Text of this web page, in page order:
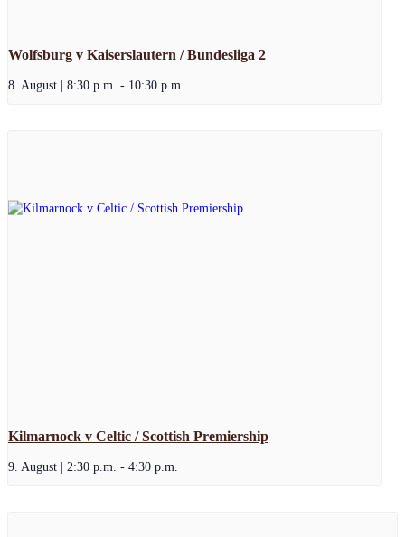
Wolfsburg v Kaiserslautern / Bundesliga 2
8. August | 8:30 p.m. - 10:30 p.m.
Kilmarnock v Celtic / Scottish Premiership
9. August | 2:30 p.m. - 4:30 p.m.